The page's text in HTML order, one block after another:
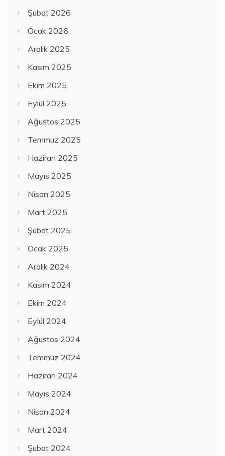
Şubat 2026
Ocak 2026
Aralık 2025
Kasım 2025
Ekim 2025
Eylül 2025
Ağustos 2025
Temmuz 2025
Haziran 2025
Mayıs 2025
Nisan 2025
Mart 2025
Şubat 2025
Ocak 2025
Aralık 2024
Kasım 2024
Ekim 2024
Eylül 2024
Ağustos 2024
Temmuz 2024
Haziran 2024
Mayıs 2024
Nisan 2024
Mart 2024
Şubat 2024